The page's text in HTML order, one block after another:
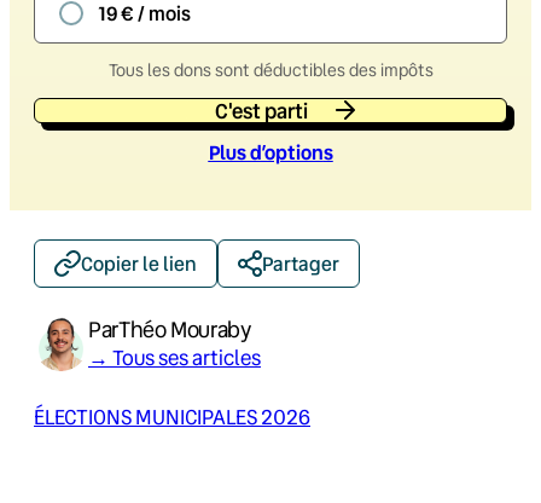
19 € / mois
Tous les dons sont déductibles des impôts
C'est parti
Plus d’options
Copier le lien Partager
ParThéo Mouraby
→ Tous ses articles
ÉLECTIONS MUNICIPALES 2026